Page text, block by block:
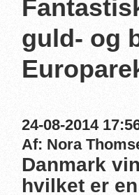
guld- og
24-08-2014
Af: Nora
Danmark
hvilket er